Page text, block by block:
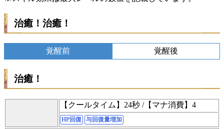
治癒！治癒！
覚醒前 覚醒後
治癒！
【クールタイム】24秒 /【マナ消費】4
HP回復 与回復量増加